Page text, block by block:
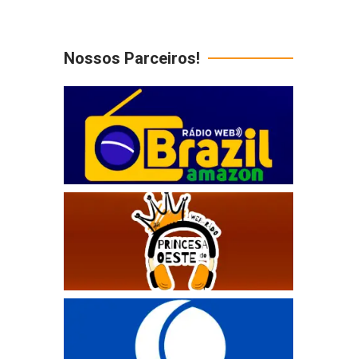
Nossos Parceiros!